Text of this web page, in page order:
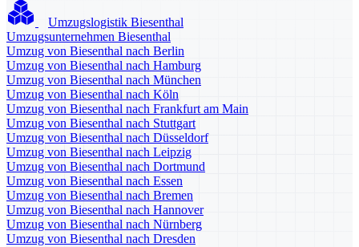
Umzugslogistik Biesenthal
Umzugsunternehmen Biesenthal
Umzug von Biesenthal nach Berlin
Umzug von Biesenthal nach Hamburg
Umzug von Biesenthal nach München
Umzug von Biesenthal nach Köln
Umzug von Biesenthal nach Frankfurt am Main
Umzug von Biesenthal nach Stuttgart
Umzug von Biesenthal nach Düsseldorf
Umzug von Biesenthal nach Leipzig
Umzug von Biesenthal nach Dortmund
Umzug von Biesenthal nach Essen
Umzug von Biesenthal nach Bremen
Umzug von Biesenthal nach Hannover
Umzug von Biesenthal nach Nürnberg
Umzug von Biesenthal nach Dresden